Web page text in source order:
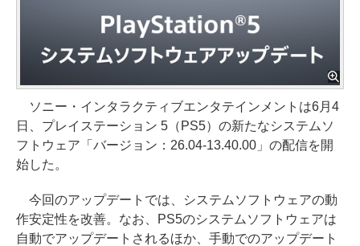
ソニー・インタラクティブエンタテインメントは6月4
日、プレイステーション 5（PS5）の新たなシステムソ
フトウェア「バージョン：26.04-13.40.00」の配信を開
始した。
今回のアップデートでは、システムソフトウェアの動
作安定性を改善。なお、PS5のシステムソフトウェアは
自動でアップデートされるほか、手動でのアップデート